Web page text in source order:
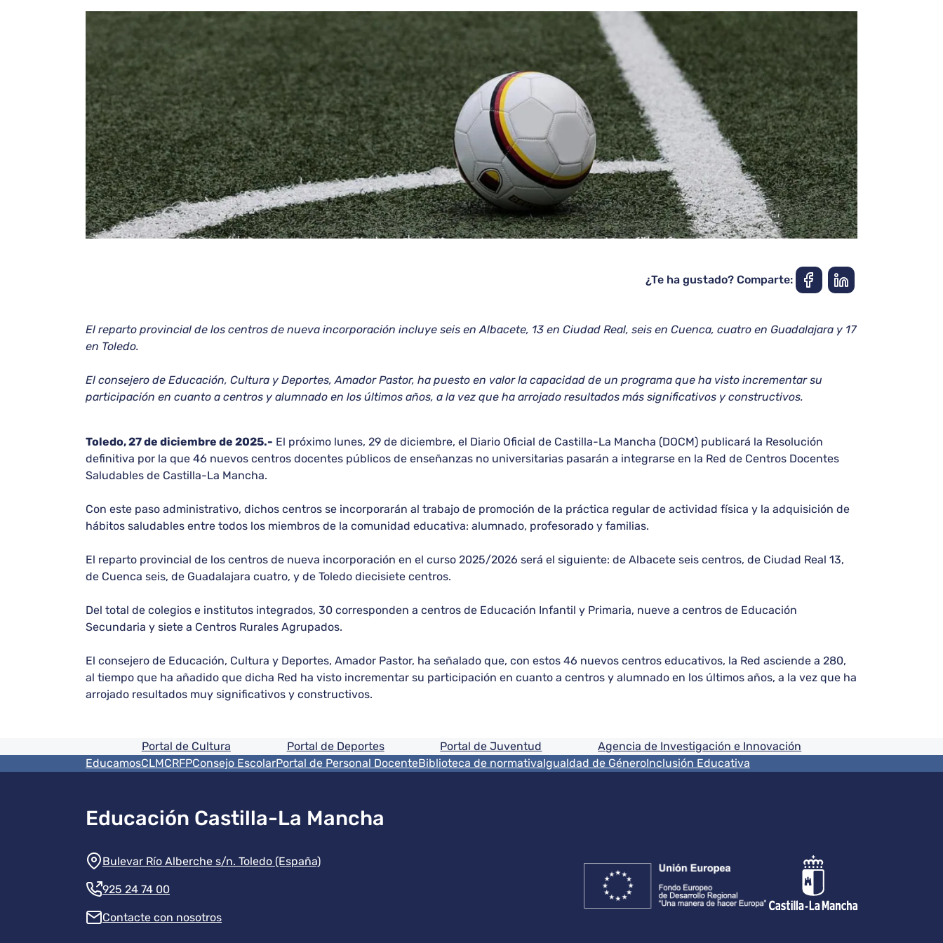
¿Te ha gustado? Comparte:
El reparto provincial de los centros de nueva incorporación incluye seis en Albacete, 13 en Ciudad Real, seis en Cuenca, cuatro en Guadalajara y 17
en Toledo.
El consejero de Educación, Cultura y Deportes, Amador Pastor, ha puesto en valor la capacidad de un programa que ha visto incrementar su
participación en cuanto a centros y alumnado en los últimos años, a la vez que ha arrojado resultados más significativos y constructivos.
Toledo, 27 de diciembre de 2025.- El próximo lunes, 29 de diciembre, el Diario Oficial de Castilla-La Mancha (DOCM) publicará la Resolución
definitiva por la que 46 nuevos centros docentes públicos de enseñanzas no universitarias pasarán a integrarse en la Red de Centros Docentes
Saludables de Castilla-La Mancha.
Con este paso administrativo, dichos centros se incorporarán al trabajo de promoción de la práctica regular de actividad física y la adquisición de
hábitos saludables entre todos los miembros de la comunidad educativa: alumnado, profesorado y familias.
El reparto provincial de los centros de nueva incorporación en el curso 2025/2026 será el siguiente: de Albacete seis centros, de Ciudad Real 13,
de Cuenca seis, de Guadalajara cuatro, y de Toledo diecisiete centros.
Del total de colegios e institutos integrados, 30 corresponden a centros de Educación Infantil y Primaria, nueve a centros de Educación
Secundaria y siete a Centros Rurales Agrupados.
El consejero de Educación, Cultura y Deportes, Amador Pastor, ha señalado que, con estos 46 nuevos centros educativos, la Red asciende a 280,
al tiempo que ha añadido que dicha Red ha visto incrementar su participación en cuanto a centros y alumnado en los últimos años, a la vez que ha
arrojado resultados muy significativos y constructivos.
Pie de pagina información
Portal de Cultura Portal de Deportes Portal de Juventud Agencia de Investigación e Innovación
Menú del pie
EducamosCLMCRFPConsejo EscolarPortal de Personal DocenteBiblioteca de normativaIgualdad de GéneroInclusión Educativa
Educación Castilla-La Mancha
Información de la institución
Bulevar Río Alberche s/n. Toledo (España)
925 24 74 00
Contacte con nosotros